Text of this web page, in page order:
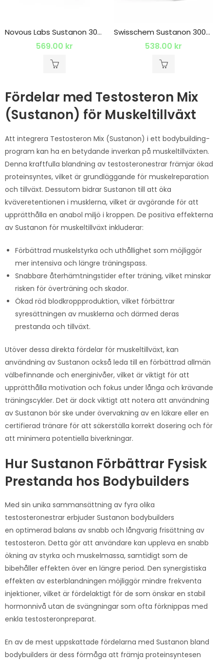
Novous Labs Sustanon 300mg
569.00 kr
Swisschem Sustanon 300mg 1 x 10ml
538.00 kr
Fördelar med Testosteron Mix
(Sustanon) för Muskeltillväxt
Att integrera Testosteron Mix (Sustanon) i ett bodybuilding-
program kan ha en betydande inverkan på muskeltillväxten.
Denna kraftfulla blandning av testosteronestrar främjar ökad
proteinsyntes, vilket är grundläggande för muskelreparation
och tillväxt. Dessutom bidrar Sustanon till att öka
kväveretentionen i musklerna, vilket är avgörande för att
upprätthålla en anabol miljö i kroppen. De positiva effekterna
av Sustanon för muskeltillväxt inkluderar:
Förbättrad muskelstyrka och uthållighet som möjliggör
mer intensiva och längre träningspass.
Snabbare återhämtningstider efter träning, vilket minskar
risken för överträning och skador.
Ökad röd blodkroppproduktion, vilket förbättrar
syresättningen av musklerna och därmed deras
prestanda och tillväxt.
Utöver dessa direkta fördelar för muskeltillväxt, kan
användning av Sustanon också leda till en förbättrad allmän
välbefinnande och energinivåer, vilket är viktigt för att
upprätthålla motivation och fokus under långa och krävande
träningscykler. Det är dock viktigt att notera att användning
av Sustanon bör ske under övervakning av en läkare eller en
certifierad tränare för att säkerställa korrekt dosering och för
att minimera potentiella biverkningar.
Hur Sustanon Förbättrar Fysisk
Prestanda hos Bodybuilders
Med sin unika sammansättning av fyra olika
testosteronestrar erbjuder Sustanon bodybuilders
en optimerad balans av snabb och långvarig frisättning av
testosteron. Detta gör att användare kan uppleva en snabb
ökning av styrka och muskelmassa, samtidigt som de
bibehåller effekten över en längre period. Den synergistiska
effekten av esterblandningen möjliggör mindre frekventa
injektioner, vilket är fördelaktigt för de som önskar en stabil
hormonnivå utan de svängningar som ofta förknippas med
enkla testosteronpreparat.
En av de mest uppskattade fördelarna med Sustanon bland
bodybuilders är dess förmåga att främja proteinsyntesen